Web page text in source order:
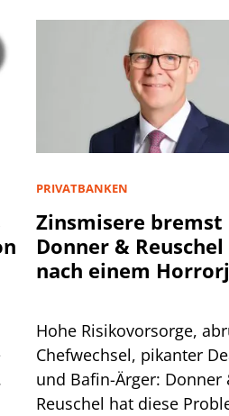
PRIVATBANKEN
Zinsmisere bremst
Donner & Reuschel
nach einem
Hohe Risikovorsorge,
Chefwechsel, pikanter
und Bafin-Ärger: Donner
Reuschel hat diese